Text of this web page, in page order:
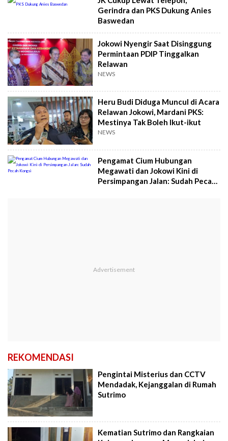
Gerindra dan PKS Dukung Anies
Baswedan
Jokowi Nyengir Saat Disinggung
Permintaan PDIP Tinggalkan
Relawan
NEWS
Heru Budi Diduga Muncul di Acara
Relawan Jokowi, Mardani PKS:
Mestinya Tak Boleh Ikut-ikut
NEWS
Pengamat Cium Hubungan
Megawati dan Jokowi Kini di
Persimpangan Jalan: Sudah Pecah
REKOMENDASI
Pengintai Misterius dan CCTV
Mendadak, Kejanggalan di Rumah
Sutrimo
Kematian Sutrimo dan Rangkaian